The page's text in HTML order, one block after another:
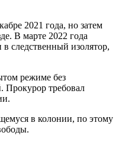
2021 года, но затем
В марте 2022 года
следственный изолятор,
режиме без
Прокурор требовал
в колонии, по этому